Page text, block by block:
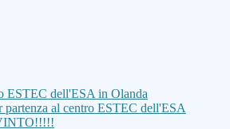
ESTEC dell'ESA in Olanda
partenza al centro ESTEC dell'ESA